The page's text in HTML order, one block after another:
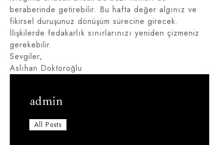
beraberinde getirebilir. Bu hafta değer algınız ve
fikirsel duruşunuz dönüşüm sürecine girecek.
İlişkilerde fedakarlık sınırlarınızı yeniden çizmeniz
gerekebilir.
Sevgiler,
Aslıhan Doktoroğlu
admin
All Posts